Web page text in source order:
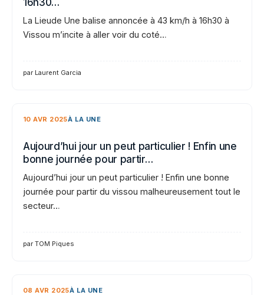
La Lieude Une balise annoncée à 43 km/h à 16h30 à
Vissou m’incite à aller voir du coté…
par Laurent Garcia
10 AVR 2025À LA UNE
Aujourd’hui jour un peut particulier ! Enfin une
bonne journée pour partir…
Aujourd’hui jour un peut particulier ! Enfin une bonne
journée pour partir du vissou malheureusement tout le
secteur…
par TOM Piques
08 AVR 2025À LA UNE